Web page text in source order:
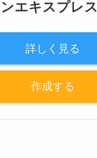
エキスプレス
詳しく見る
作成する